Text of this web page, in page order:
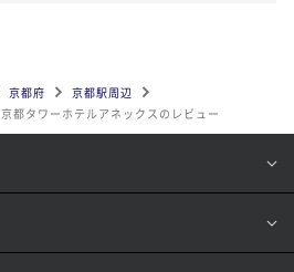
京都府
京都駅周辺
京都タワーホテルアネックスのレビュー